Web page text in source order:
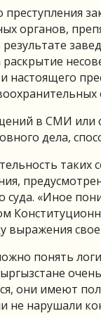
преступления
органов,
результате
раскрытие
настоящего
в СМИ или
дела,
таких
суда. «Иное
выражения
понять
они имеют
не нарушали